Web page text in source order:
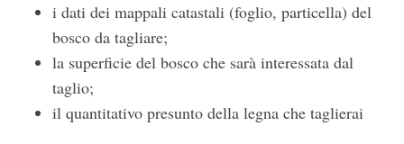
i dati dei mappali catastali (foglio, particella) del
bosco da tagliare;
la superficie del bosco che sarà interessata dal
taglio;
il quantitativo presunto della legna che taglierai